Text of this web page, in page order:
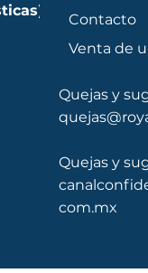
)
Contacto
Venta de
Quejas y
Quejas y
com.mx